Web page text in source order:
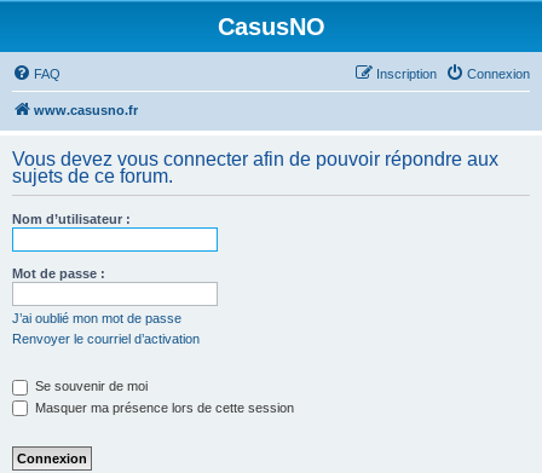
CasusNO
FAQ Connexion
Inscription
www.casusno.fr
Vous devez vous connecter afin de pouvoir répondre aux
sujets de ce forum.
Nom d’utilisateur :
Mot de passe :
J’ai oublié mon mot de passe
Renvoyer le courriel d’activation
Se souvenir de moi
Masquer ma présence lors de cette session